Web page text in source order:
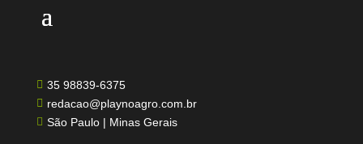
 35 98839-6375
 redacao@playnoagro.com.br
 São Paulo | Minas Gerais